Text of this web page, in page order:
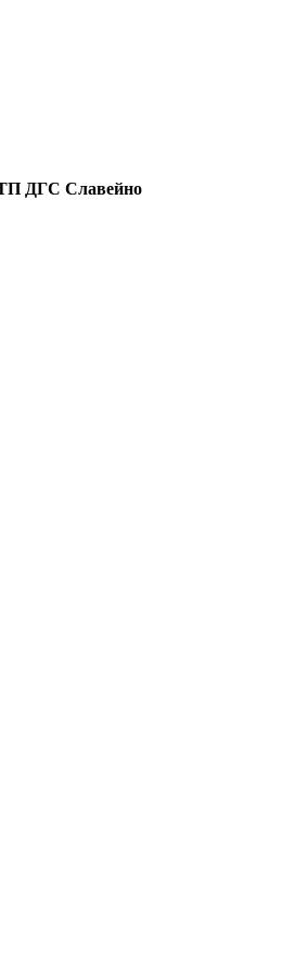
ТП ДГС Славейно